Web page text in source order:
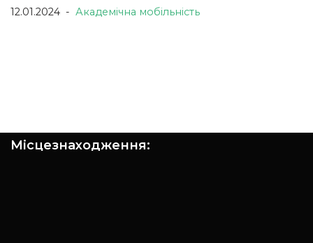
12.01.2024 Академічна мобільність
Місцезнаходження: